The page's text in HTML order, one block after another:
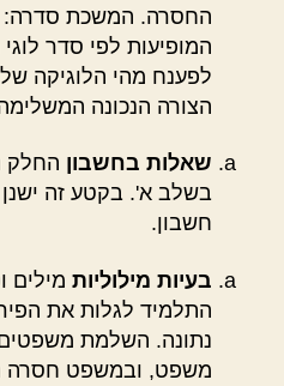
החסרה. המשכת סדרה:
המופיעות לפי סדר לוגי
לפענח מהי הלוגיקה
הצורה הנכונה
שאלות בחשבון החלק
בשלב א'. בקטע זה
חשבון.
בעיות מילוליות מילים
התלמיד לגלות את
נתונה. השלמת
משפט, ובמשפט חסרה